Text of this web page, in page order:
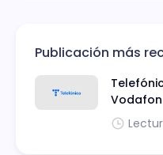
Publicación más